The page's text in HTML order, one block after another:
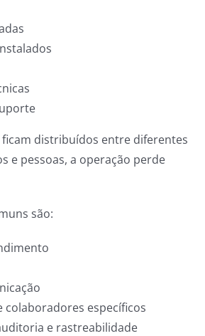
ficam distribuídos entre diferentes
e pessoas, a operação perde
são:
colaboradores específicos
e rastreabilidade